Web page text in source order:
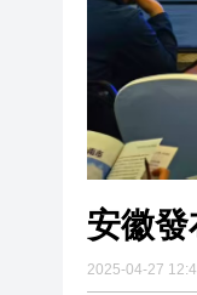
安徽
2025-04-27